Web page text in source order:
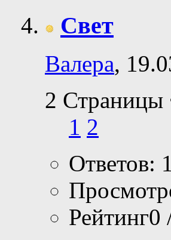
Свет
Валера,
2 Страницы
1 2
Ответов:
Рейтинг0